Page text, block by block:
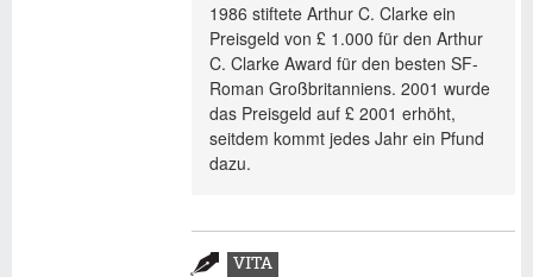
1986 stiftete Arthur C. Clarke ein
Preisgeld von £ 1.000 für den Arthur
C. Clarke Award für den besten SF-
Roman Großbritanniens. 2001 wurde
das Preisgeld auf £ 2001 erhöht,
seitdem kommt jedes Jahr ein Pfund
dazu.
Zusatzmaterial
VITA